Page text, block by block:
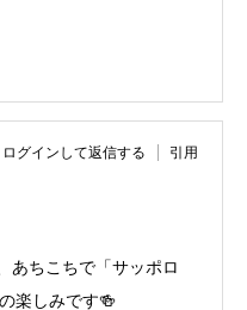
ログインして返信する 引用
あちこちで「サッポロ
楽しみです🍻